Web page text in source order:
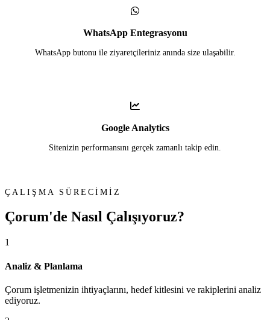
WhatsApp Entegrasyonu
WhatsApp butonu ile ziyaretçileriniz anında size ulaşabilir.
Google Analytics
Sitenizin performansını gerçek zamanlı takip edin.
ÇALIŞMA SÜRECİMİZ
Çorum'de Nasıl Çalışıyoruz?
1
Analiz & Planlama
Çorum işletmenizin ihtiyaçlarını, hedef kitlesini ve rakiplerini analiz
ediyoruz.